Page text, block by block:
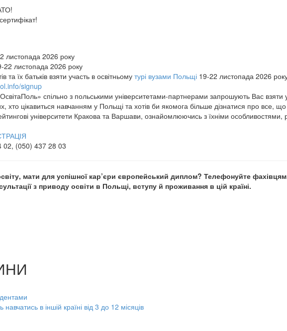
листопада 2026 року
та їх батьків взяти участь в освітньомутурі вузами Польщі 19-22 листопада 2026
signup
спільно з польськими університетами-партнерами запрошують Вас взяти
хто цікавиться навчанням у Польщі та хотів би якомога більше дізнатися про все,
університети Кракова та Варшави, ознайомлюючись з їхніми
(050) 437 28 03
мати для успішної кар’єри європейський диплом? Телефонуйте
з приводу освіти в Польщі, вступу й проживання в цій країні.
в іншій країні від 3 до 12 місяців